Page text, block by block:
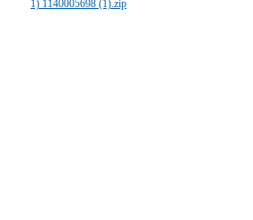
1) 1140005698 (1).zip